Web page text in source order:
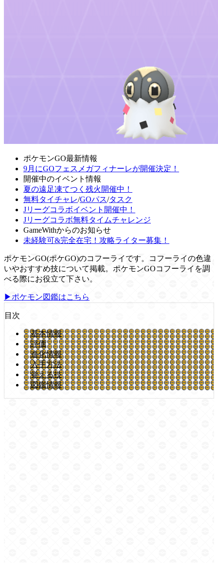
ポケモンGO最新情報
9月にGOフェスメガフィナーレが開催決定！
開催中のイベント情報
夏の遠足凍てつく残火開催中！
無料タイチャレ/GOパス/タスク
Jリーグコラボイベント開催中！
Jリーグコラボ無料タイムチャレンジ
GameWithからのお知らせ
未経験可&完全在宅！攻略ライター募集！
ポケモンGO(ポケGO)のコフーライです。コフーライの色違
いやおすすめ技について掲載。ポケモンGOコフーライを調
べる際にお役立て下さい。
▶ポケモン図鑑はこちら
目次
基本情報
評価
進化情報
入手方法
覚える技
図鑑情報